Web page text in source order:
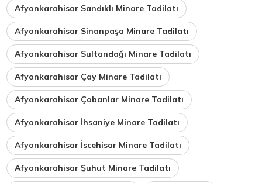
Afyonkarahisar Sandıklı Minare Tadilatı
Afyonkarahisar Sinanpaşa Minare Tadilatı
Afyonkarahisar Sultandağı Minare Tadilatı
Afyonkarahisar Çay Minare Tadilatı
Afyonkarahisar Çobanlar Minare Tadilatı
Afyonkarahisar İhsaniye Minare Tadilatı
Afyonkarahisar İscehisar Minare Tadilatı
Afyonkarahisar Şuhut Minare Tadilatı